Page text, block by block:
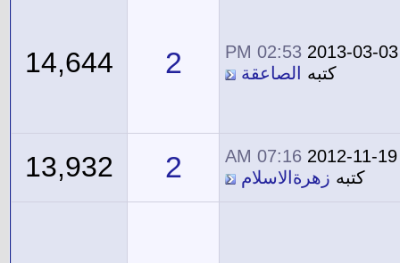
2013-03-03
02:53 PM
كتبه
الصاعقة 2
14,644
2012-11-19
07:16 AM
كتبه زهرةالاسلام 2
13,932